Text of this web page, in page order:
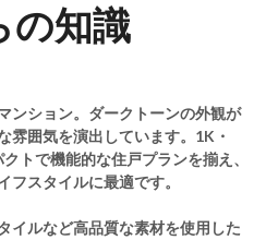
の知識
ンション。ダークトーンの外観が
雰囲気を演出しています。1K・
トで機能的な住戸プランを揃え、
フスタイルに最適です。
イルなど高品質な素材を使用した